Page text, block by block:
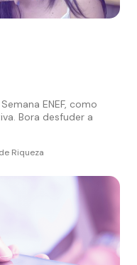
ENEF, como
Bora desfuder a
Riqueza